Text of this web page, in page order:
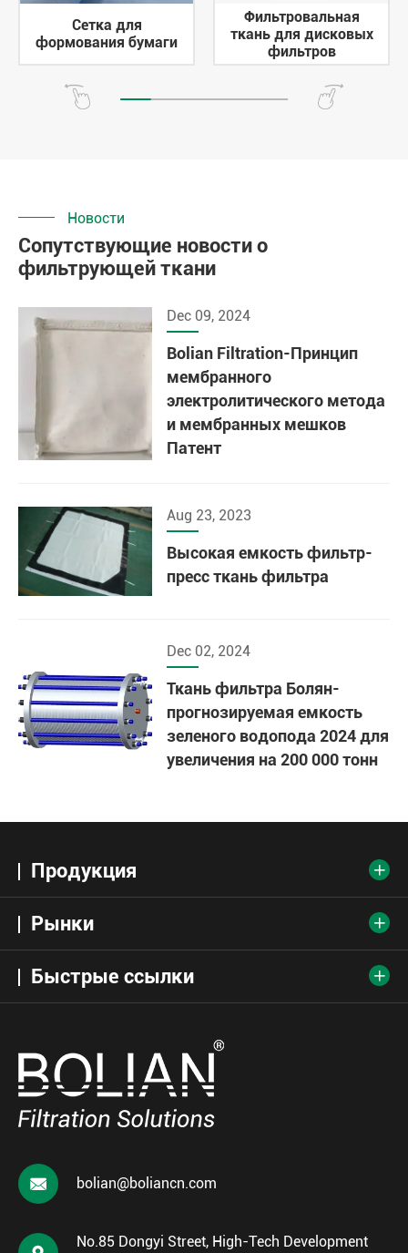
Сетка для
формования бумаги
Фильтровальная
ткань для дисковых
фильтров
Новости
Сопутствующие новости о
фильтрующей ткани
Dec 09, 2024
Bolian Filtration-Принцип
мембранного
электролитического метода
и мембранных мешков
Патент
Aug 23, 2023
Высокая емкость фильтр-
пресс ткань фильтра
Dec 02, 2024
Ткань фильтра Болян-
прогнозируемая емкость
зеленого водопода 2024 для
увеличения на 200 000 тонн
Продукция 
Рынки 
Быстрые ссылки 
 bolian@boliancn.com
No.85 Dongyi Street, High-Tech Development